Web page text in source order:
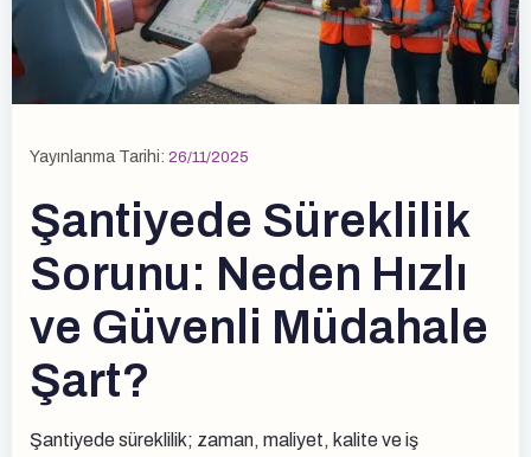
Yayınlanma Tarihi: 26/11/2025
Şantiyede Süreklilik
Sorunu: Neden Hızlı
ve Güvenli Müdahale
Şart?
Şantiyede süreklilik; zaman, maliyet, kalite ve iş